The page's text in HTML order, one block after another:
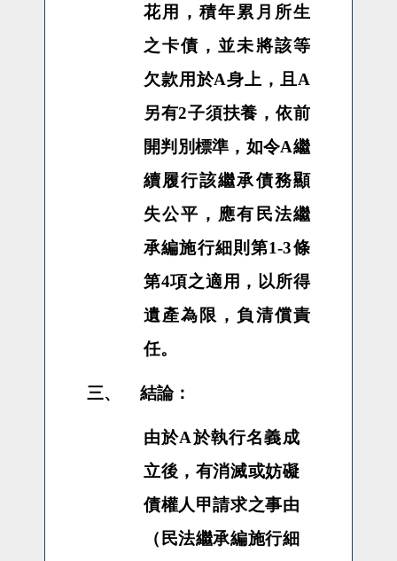
花用，積年累月所生
之卡債，並未將該等
欠款用於A身上，且 A
另有2子須扶養，依前
開判別標準，如令A繼
續履行該繼承債務顯
失公平，應有民法繼
承編施行細則第1-3條
第4項之適用，以所得
遺產為限，負清償責
任。
三、 結論：
由於A於執行名義成
立後， 有消滅或妨礙
債權人甲請求之事由
（民法繼承編施行細